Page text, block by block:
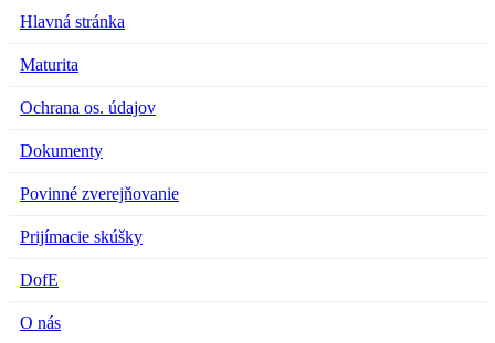
Hlavná stránka
Maturita
Ochrana os. údajov
Dokumenty
Povinné zverejňovanie
Prijímacie skúšky
DofE
O nás